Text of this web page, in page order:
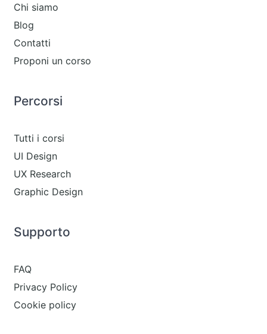
Chi siamo
Blog
Contatti
Proponi un corso
Percorsi
Tutti i corsi
UI Design
UX Research
Graphic Design
Supporto
FAQ
Privacy Policy
Cookie policy